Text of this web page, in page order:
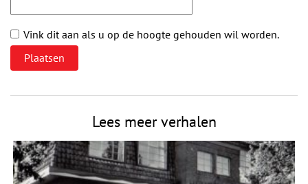
Vink dit aan als u op de hoogte gehouden wil worden.
Lees meer verhalen